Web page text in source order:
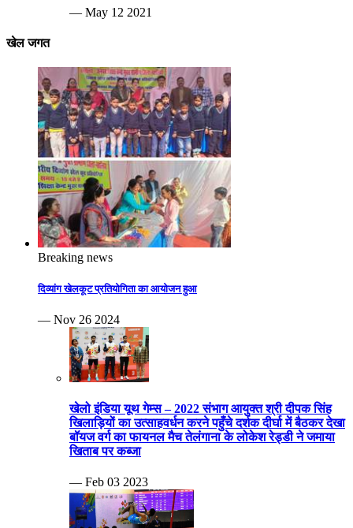
— May 12 2021
खेल जगत
Breaking news
दिव्यांग खेलकूट प्रतियोगिता का आयोजन हुआ
— Nov 26 2024
खेलो इंडिया यूथ गेम्स – 2022 संभाग आयुक्त श्री दीपक सिंह
खिलाड़ियों का उत्साहवर्धन करने पहुँचे दर्शक दीर्घा में बैठकर देखा
बॉयज वर्ग का फायनल मैच तेलंगाना के लोकेश रेड्डी ने जमाया
खिताब पर कब्जा
— Feb 03 2023